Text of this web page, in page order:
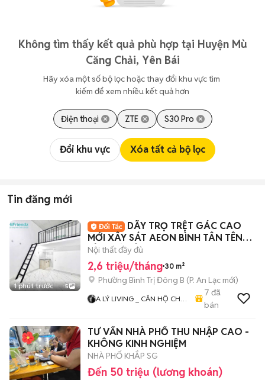
Không tìm thấy kết quả phù hợp tại Huyện Mù
Căng Chải, Yên Bái
Hãy xóa một số bộ lọc hoặc thay đổi khu vực tìm
kiếm để xem nhiều kết quả hơn
Điện thoại ZTE S30 Pro
Đổi khu vực Xóa tất cả bộ lọc
Tin đăng mới
1 phút trước 5
DÃY TRỌ TRỆT GÁC CAO
MỚI XÂY SÁT AEON BÌNH TÂN TÊN
LỬA MỚI TỈNH LỘ 10
Nội thất đầy đủ
2,6 triệu/tháng 30 m²
Phường Bình Trị Đông B (P. An Lạc mới)
A LÝ LIVING _ CĂN HỘ CHO
CHUNG CƯ - NHÀ Ở
7 đã
bán
TƯ VẤN NHÀ PHỐ THU NHẬP CAO -
KHÔNG KINH NGHIỆM
NHÀ PHỐ KHẮP SG
Đến 50 triệu (lương khoán)